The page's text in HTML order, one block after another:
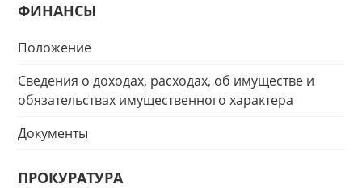
ФИНАНСЫ
Положение
Сведения о доходах, расходах, об имуществе и
обязательствах имущественного характера
Документы
ПРОКУРАТУРА